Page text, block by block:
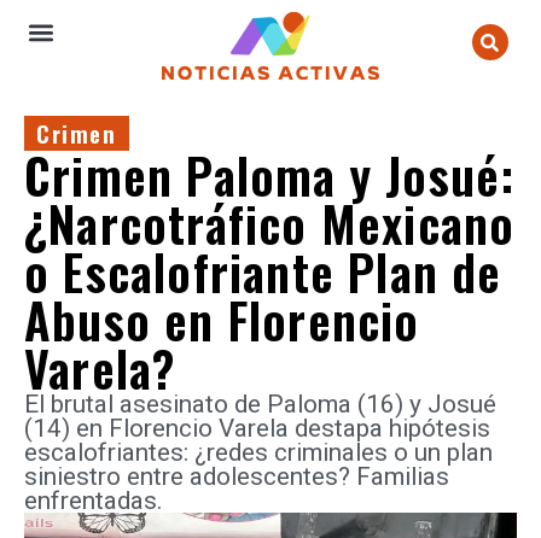
Crimen
Crimen Paloma y Josué:
¿Narcotráfico Mexicano
o Escalofriante Plan de
Abuso en Florencio
Varela?
El brutal asesinato de Paloma (16) y Josué
(14) en Florencio Varela destapa hipótesis
escalofriantes: ¿redes criminales o un plan
siniestro entre adolescentes? Familias
enfrentadas.